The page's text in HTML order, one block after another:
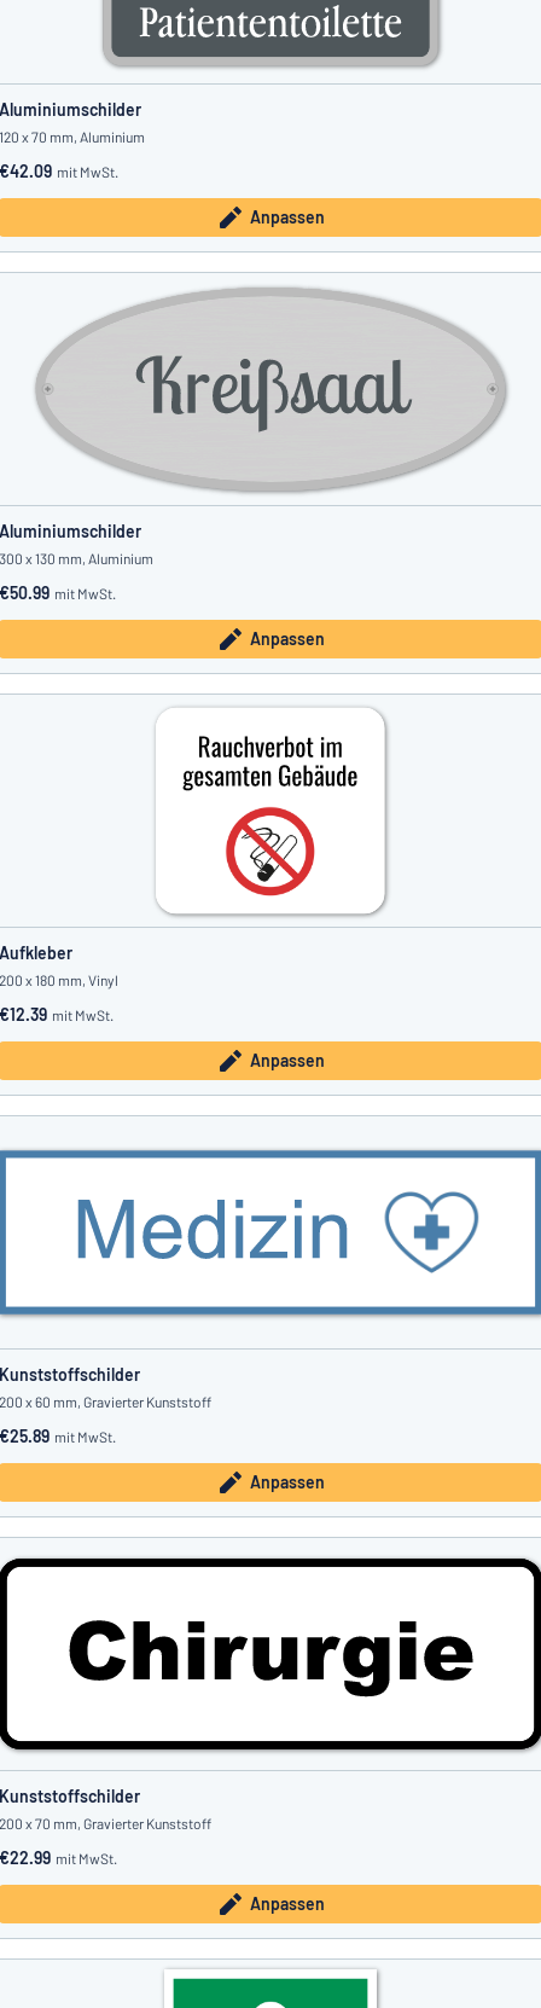
Aluminiumschilder
120 x 70 mm, Aluminium
€42.09 mit MwSt.
Anpassen
Aluminiumschilder
300 x 130 mm, Aluminium
€50.99 mit MwSt.
Anpassen
Aufkleber
200 x 180 mm, Vinyl
€12.39 mit MwSt.
Anpassen
Kunststoffschilder
200 x 60 mm, Gravierter Kunststoff
€25.89 mit MwSt.
Anpassen
Kunststoffschilder
200 x 70 mm, Gravierter Kunststoff
€22.99 mit MwSt.
Anpassen